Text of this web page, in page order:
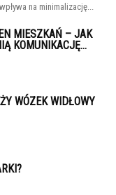
na minimalizację...
MIESZKAŃ – JAK
KOMUNIKACJĘ...
WÓZEK WIDŁOWY